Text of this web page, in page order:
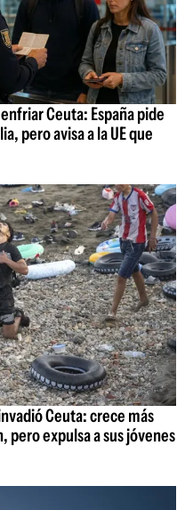
Ceuta: España pide
pero avisa a la UE que
Ceuta: crece más
pero expulsa a sus jóvenes